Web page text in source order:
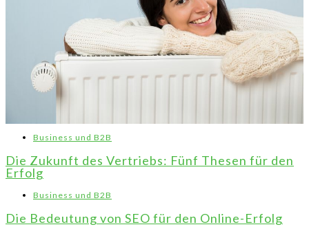
Business und B2B
Die Zukunft des Vertriebs: Fünf Thesen für den
Erfolg
Business und B2B
Die Bedeutung von SEO für den Online-Erfolg